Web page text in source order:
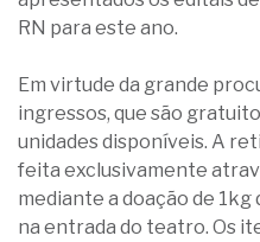
RN para este ano.
Em virtude da grande
ingressos, que são
unidades disponíveis. A
feita exclusivamente
mediante a doação de
na entrada do teatro. Os